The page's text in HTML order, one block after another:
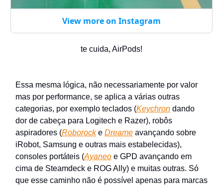
View more on Instagram
te cuida, AirPods!
Essa mesma lógica, não necessariamente por valor
mas por performance, se aplica a várias outras
categorias, por exemplo teclados (Keychron dando
dor de cabeça para Logitech e Razer), robôs
aspiradores (Roborocke Dreame avançando sobre
iRobot, Samsung e outras mais estabelecidas),
consoles portáteis (Ayaneo e GPD avançando em
cima de Steamdeck e ROG Ally) e muitas outras. Só
que esse caminho não é possível apenas para marcas